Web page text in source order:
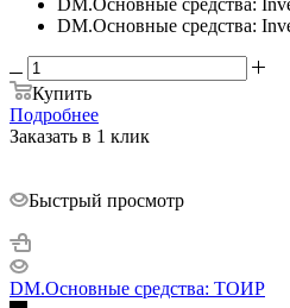
DM.Основные средства:
Купить
Подробнее
Заказать в 1 клик
Быстрый просмотр
DM.Основные средства: ТОИР